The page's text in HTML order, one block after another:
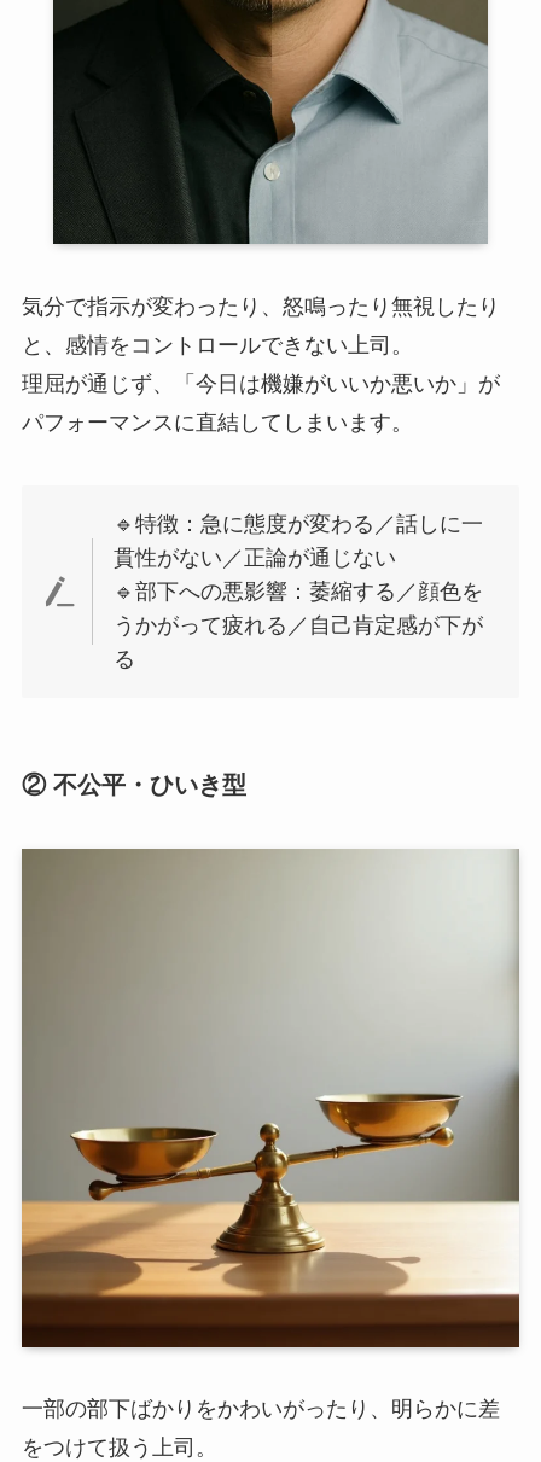
気分で指示が変わったり、怒鳴ったり無視したり
と、感情をコントロールできない上司。
理屈が通じず、「今日は機嫌がいいか悪いか」が
パフォーマンスに直結してしまいます。
🔹特徴：急に態度が変わる／話しに一
貫性がない／正論が通じない
🔹部下への悪影響：萎縮する／顔色を
うかがって疲れる／自己肯定感が下が
る
② 不公平・ひいき型
一部の部下ばかりをかわいがったり、明らかに差
をつけて扱う上司。